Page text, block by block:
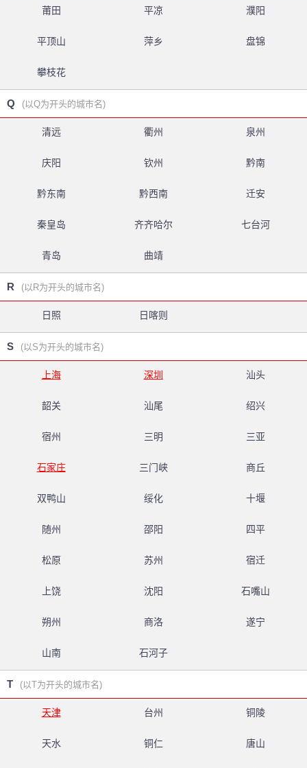
莆田 平凉 濮阳
平顶山 萍乡 盘锦
攀枝花
Q (以Q为开头的城市名)
清远 衢州 泉州
庆阳 钦州 黔南
黔东南 黔西南 迁安
秦皇岛 齐齐哈尔 七台河
青岛 曲靖
R (以R为开头的城市名)
日照 日喀则
S (以S为开头的城市名)
上海 深圳 汕头
韶关 汕尾 绍兴
宿州 三明 三亚
石家庄 三门峡 商丘
双鸭山 绥化 十堰
随州 邵阳 四平
松原 苏州 宿迁
上饶 沈阳 石嘴山
朔州 商洛 遂宁
山南 石河子
T (以T为开头的城市名)
天津 台州 铜陵
天水 铜仁 唐山